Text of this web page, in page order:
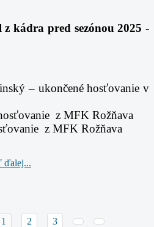
kádra pred sezónou 2025 -
– ukončené hosťovanie v
z MFK Rožňava
z MFK Rožňava
ďalej...
1 2 3